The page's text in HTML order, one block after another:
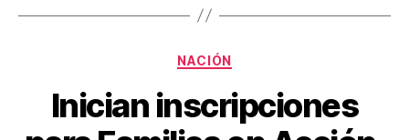
o
Categorías
NACIÓN
Inician inscripciones